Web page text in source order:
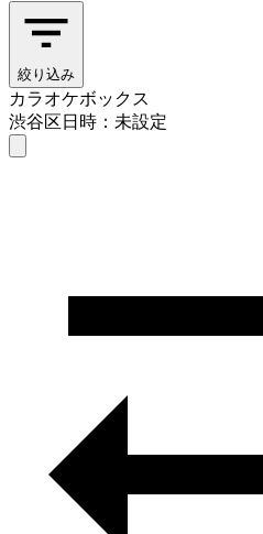
絞り込み
カラオケボックス
渋谷区日時：未設定